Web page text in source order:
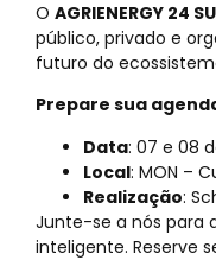
O AGRIENERGY 24
público, privado e
futuro do
Prepare sua
Data: 07 e 08
Local: MON –
Realização:
Junte-se a nós para
inteligente. Reserve